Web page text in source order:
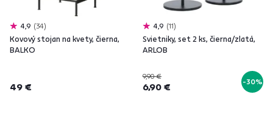
4,9 34
Kovový stojan na kvety, čierna,
BALKO
49 €
4,9 11
Svietniky, set 2 ks, čierna/zlatá,
ARLOB
9,90 €
6,90 € -30%